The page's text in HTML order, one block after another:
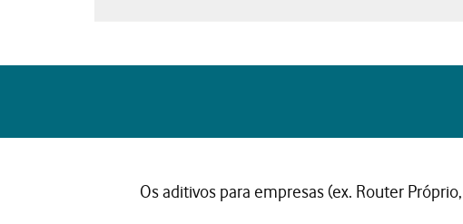
Os aditivos para empresas (ex. Router